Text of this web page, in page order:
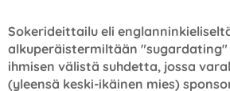
Sokerideittailu eli
alkuperäistermiltään
ihmisen välistä suhdetta, jossa
(yleensä keski-ikäinen mies)